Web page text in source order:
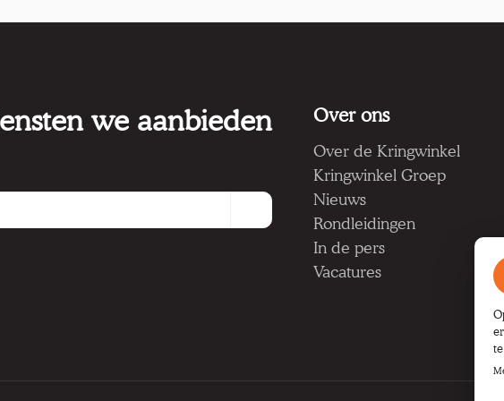
we aanbieden
Over ons
Over de Kringwinkel
Kringwinkel Groep
Nieuws
Rondleidingen
In de pers
Vacatures